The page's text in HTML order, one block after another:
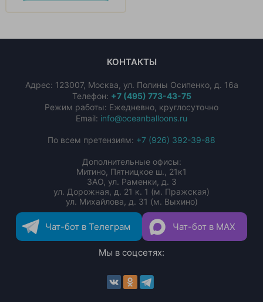
КОНТАКТЫ
Адрес: 123007, Москва, ул. Полины Осипенко, д. 16а
Телефон: +7 (495) 773-43-75
Режим работы: Ежедневно, круглосуточно
Email: info@oceanballoons.ru
По всем претензиям: +7 (926) 392-39-88
Дополнительные офисы:
Митино, Пятницкое ш., 21к1
ЗАО, ул. Раменки, д. 3
ул. Дорожная, д. 21 к. 1 (м. Пражская)
ул. Михайлова, д. 31 (м. Выхино)
Чат-бот в Телеграм Чат-бот в MAX
Мы в соцсетях: